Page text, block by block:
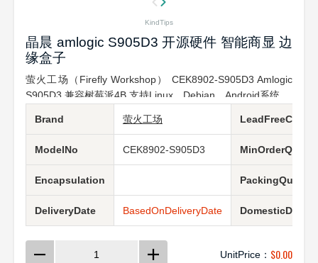
KindTips
晶晨 amlogic S905D3 开源硬件 智能商显 边
缘盒子
萤火工场（Firefly Workshop） CEK8902-S905D3 Amlogic
S905D3 兼容树莓派4B 支持Linux、Debian、Android系统
Brand 萤火工场
ModelNo CEK8902-S905D3
Encapsulation
DeliveryDate BasedOnDeliveryDate
UnitPrice： $0.00